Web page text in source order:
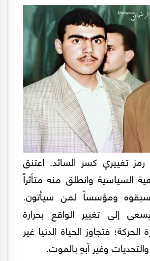
تغييري كسر السائد. اعتنق
السياسية وانطلق منه متأثراً
ومؤسساً لمن سيأتون.
إلى تغيير الواقع بحرارة
الحركة؛ فتجاوز الحياة الدنيا غير
وغير آبهٍ بالموت.